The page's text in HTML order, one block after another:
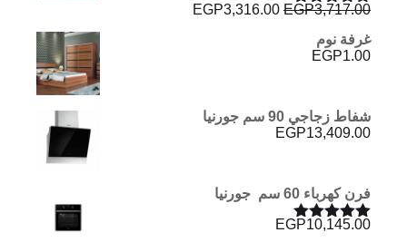
تم التقييم
5.00
EGP3,717.00
السعر
EGP3,316.00
غرفة نوم
EGP1.00
شفاط زجاجي 90 سم جورنيا
EGP13,409.00
فرن كھرباء 60 سم جورنيا
تم التقييم EGP10,145.00